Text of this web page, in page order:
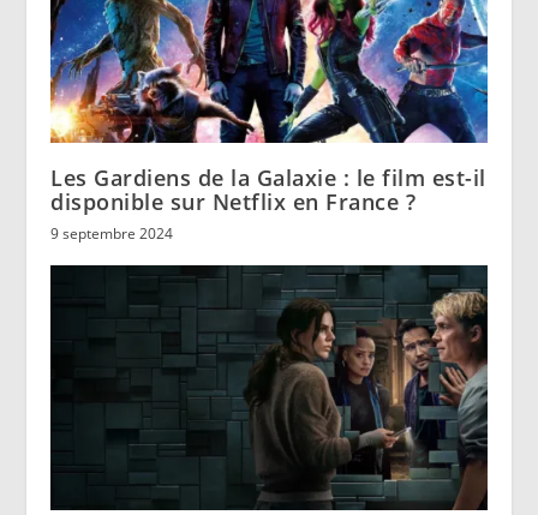
Les Gardiens de la Galaxie : le film est-il
disponible sur Netflix en France ?
9 septembre 2024